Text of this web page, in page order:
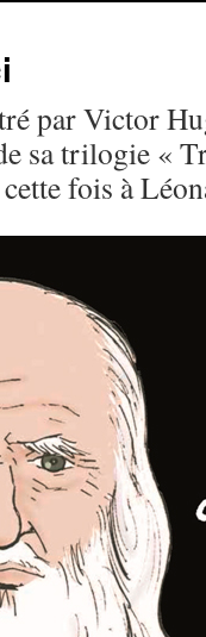
par Victor
sa trilogie «
fois à